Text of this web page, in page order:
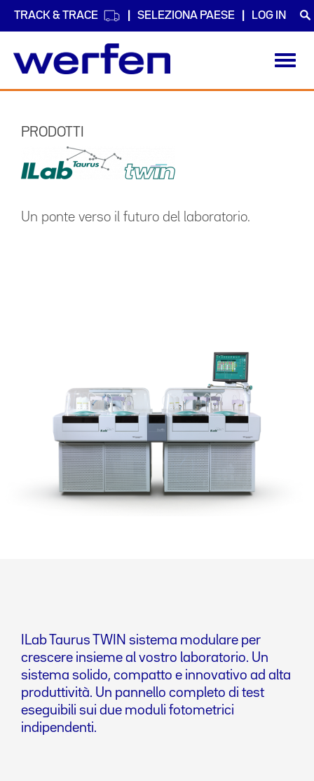
TRACK & TRACE SELEZIONA PAESE LOG IN
contenuto
PRODOTTI
Un ponte verso il futuro del laboratorio.
ILab Taurus TWIN sistema modulare per
crescere insieme al vostro laboratorio. Un
sistema solido, compatto e innovativo ad alta
produttività. Un pannello completo di test
eseguibili sui due moduli fotometrici
indipendenti.